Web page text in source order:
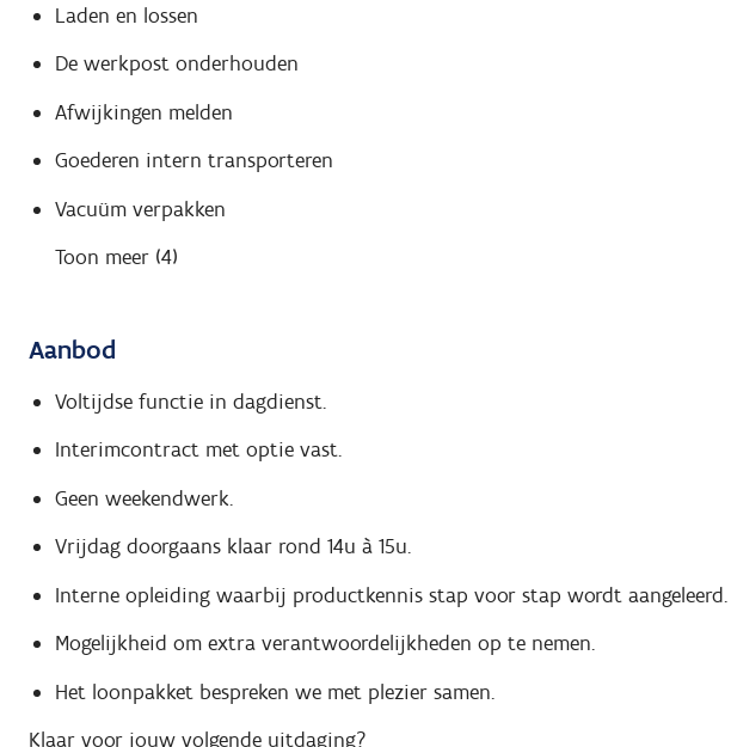
Laden en lossen
De werkpost onderhouden
Afwijkingen melden
Goederen intern transporteren
Vacuüm verpakken
Toon meer (4)
Aanbod
Voltijdse functie in dagdienst.
Interimcontract met optie vast.
Geen weekendwerk.
Vrijdag doorgaans klaar rond 14u à 15u.
Interne opleiding waarbij productkennis stap voor stap wordt aangeleerd.
Mogelijkheid om extra verantwoordelijkheden op te nemen.
Het loonpakket bespreken we met plezier samen.
Klaar voor jouw volgende uitdaging?